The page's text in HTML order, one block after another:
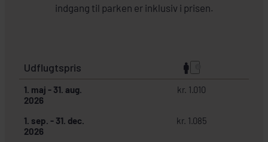
indgang til parken er inklusiv i prisen.
Udflugtspris
1. maj - 31. aug.
2026
kr. 1.010
1. sep. - 31. dec.
2026
kr. 1.085